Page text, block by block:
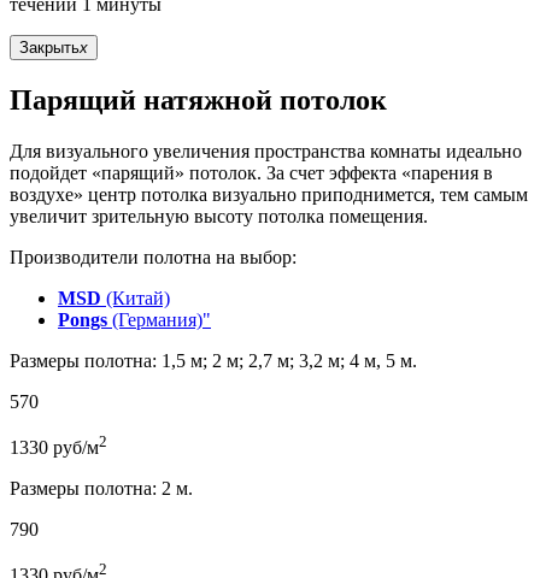
Закрытьx
Парящий натяжной потолок
Для визуального увеличения пространства комнаты идеально
подойдет «парящий» потолок. За счет эффекта «парения в
воздухе» центр потолка визуально приподнимется, тем самым
увеличит зрительную высоту потолка помещения.
Производители полотна на выбор:
MSD (Китай)
Pongs (Германия)"
Размеры полотна: 1,5 м; 2 м; 2,7 м; 3,2 м; 4 м, 5 м.
570
1330 руб/м2
Размеры полотна: 2 м.
790
2